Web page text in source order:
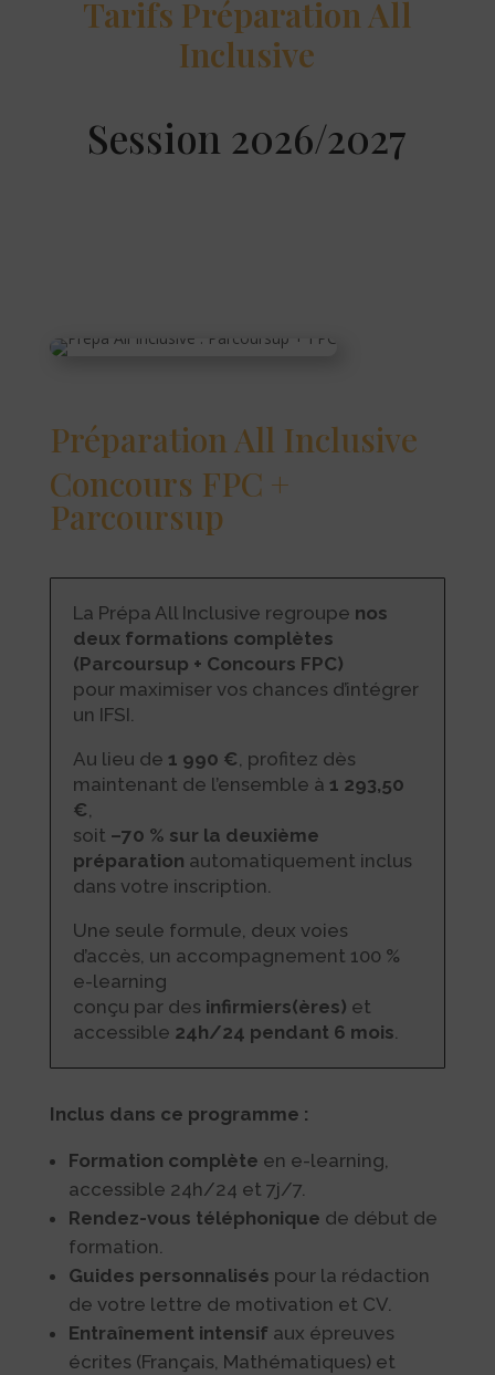
Tarifs Préparation All
Inclusive
Session 2026/2027
Préparation All Inclusive
Concours FPC +
Parcoursup
La Prépa All Inclusive regroupe nos
deux formations complètes
(Parcoursup + Concours FPC)
pour maximiser vos chances d’intégrer
un IFSI.
Au lieu de 1 990 €, profitez dès
maintenant de l’ensemble à 1 293,50
€,
soit –70 % sur la deuxième
préparation automatiquement inclus
dans votre inscription.
Une seule formule, deux voies
d’accès, un accompagnement 100 %
e-learning
conçu par des infirmiers(ères) et
accessible 24h/24 pendant 6 mois.
Inclus dans ce programme :
Formation complète en e-learning,
accessible 24h/24 et 7j/7.
Rendez-vous téléphonique de début de
formation.
Guides personnalisés pour la rédaction
de votre lettre de motivation et CV.
Entraînement intensif aux épreuves
écrites (Français, Mathématiques) et